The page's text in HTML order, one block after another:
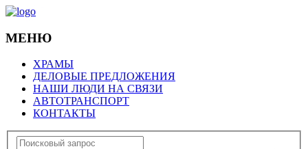
МЕНЮ
ХРАМЫ
ДЕЛОВЫЕ ПРЕДЛОЖЕНИЯ
НАШИ ЛЮДИ НА СВЯЗИ
АВТОТРАНСПОРТ
КОНТАКТЫ